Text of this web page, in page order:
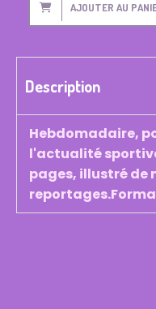
AJOUTER AU
Description
Hebdomadaire,
l'actualité
pages, illustré de